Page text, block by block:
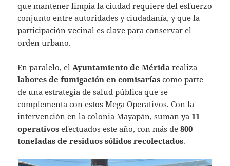
que mantener limpia la ciudad requiere del esfuerzo
conjunto entre autoridades y ciudadanía, y que la
participación vecinal es clave para conservar el
orden urbano.
En paralelo, elAyuntamiento de Mérida realiza
labores de fumigación en comisarías como parte
de una estrategia de salud pública que se
complementa con estos Mega Operativos. Con la
intervención en la colonia Mayapán, suman ya11
operativos efectuados este año, con más de800
toneladas de residuos sólidos recolectados.